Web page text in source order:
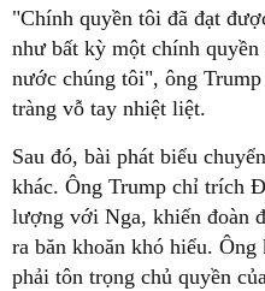
"Chính quyền tôi đã đạt
như bất kỳ một chính
nước chúng tôi", ông
tràng vỗ tay nhiệt liệt.
Sau đó, bài phát biểu
khác. Ông Trump chỉ trích
lượng với Nga, khiến đoàn
ra băn khoăn khó hiểu.
phải tôn trọng chủ quyền